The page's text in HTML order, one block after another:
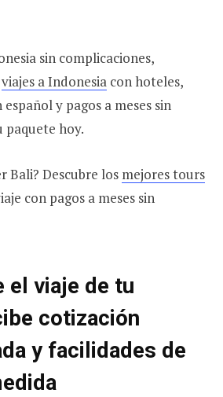
sin complicaciones,
viajes a Indonesia con hoteles,
y pagos a meses sin
paquete hoy.
Bali? Descubre los mejores tours
con pagos a meses sin
el viaje de tu
cotización
y facilidades de